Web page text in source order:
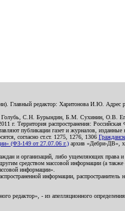
Главный редактор: Харитонова И.Ю. Адрес
Голубь, С.Н. Бурындин, Б.М. Сухинин, О.В.
г. Территория распространения: Российская
публикации газет и журналов,
согласно ст.ст. 1275, 1276, 1306
(ФЗ-149 от 27.07.06 г.) архив «Дебри-ДВ»,
и организаций, либо ущемляющих права
средством массовой информации (а
информации».
информации, распространитель
- из апелляционного определения